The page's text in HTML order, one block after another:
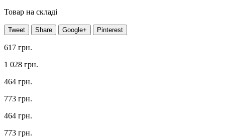
Товар на складі
Tweet Share Google+ Pinterest
617 грн.
1 028 грн.
464 грн.
773 грн.
464 грн.
773 грн.